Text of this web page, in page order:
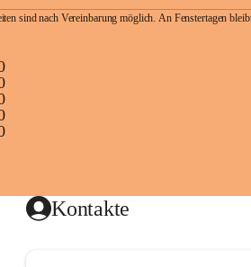
sind nach Vereinbarung möglich. An Fenstertagen
Kontakte